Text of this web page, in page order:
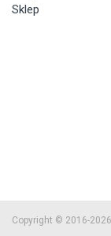
Sklep
Copyright © 2016-